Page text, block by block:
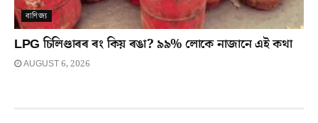
বাণিজ্য
LPG চিলিণ্ডাৰৰ ৰং কিয় ৰঙা? ৯৯% লোকে নাজানে এই কথা
AUGUST 6, 2026